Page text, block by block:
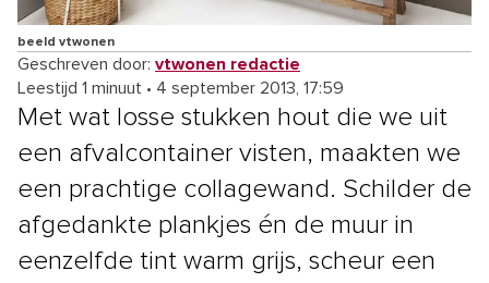
beeld vtwonen
Geschreven door: vtwonen redactie
Leestijd 1 minuut • 4 september 2013, 17:59
Met wat losse stukken hout die we uit
een afvalcontainer visten, maakten we
een prachtige collagewand. Schilder de
afgedankte plankjes én de muur in
eenzelfde tint warm grijs, scheur een